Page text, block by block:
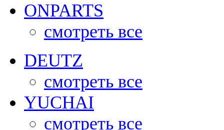
ONPARTS
смотреть все
DEUTZ
смотреть все
YUCHAI
смотреть все